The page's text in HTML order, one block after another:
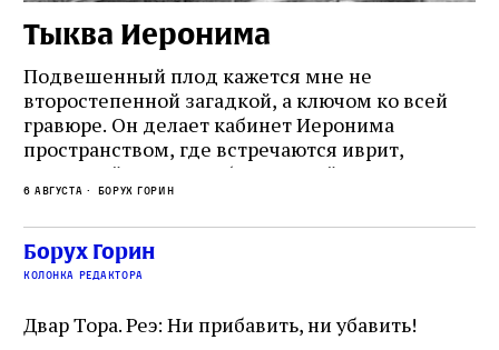
Тыква Иеронима
Подвешенный плод кажется мне не
второстепенной загадкой, а ключом ко всей
гравюре. Он делает кабинет Иеронима
пространством, где встречаются иврит,
греческий и латынь; буквальный смысл и
церковная традиция; филологическая
точность и понятность; переводчик,
убеждённый в необходимости исправления, и
читатель, воспринимающий исправление как
не просто покровитель переводчиков,
окружённый книгами. Перед нами человек,
6 августа Борух Горин
Борух Горин
колонка редактора
Двар Тора. Реэ: Ни прибавить, ни убавить!